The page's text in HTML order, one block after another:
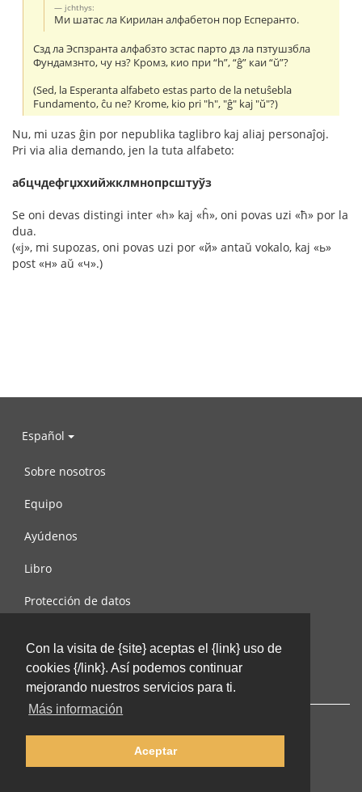
Con la visita de {site} aceptas el {link} uso de
cookies {/link}. Así podemos continuar
mejorando nuestros servicios para ti.
Más información
Aceptar
jchthys:
Ми шатас ла Кирилан алфабетон пор Есперанто.
Сзд ла Эспзранта алфабзто зстас парто дз ла пзтушзбла
Фундамзнто, чу нз? Кромз, кио при “h”, “ĝ” каи “ŭ”?
(Sed, la Esperanta alfabeto estas parto de la netuŝebla
Fundamento, ĉu ne? Krome, kio pri "h", "ĝ" kaj "ŭ"?)
Nu, mi uzas ĝin por nepublika taglibro kaj aliaj personaĵoj.
Pri via alia demando, jen la tuta alfabeto:
абцчдефгџххийжклмнопрсштуўз
Se oni devas distingi inter «h» kaj «ĥ», oni povas uzi «ћ» por la
dua.
(«ј», mi supozas, oni povas uzi por «й» antaŭ vokalo, kaj «ь»
post «н» aŭ «ч».)
Español
Sobre nosotros
Equipo
Ayúdenos
Libro
Protección de datos
Contáctenos
© 2002-2026 lernu.net |Impressum